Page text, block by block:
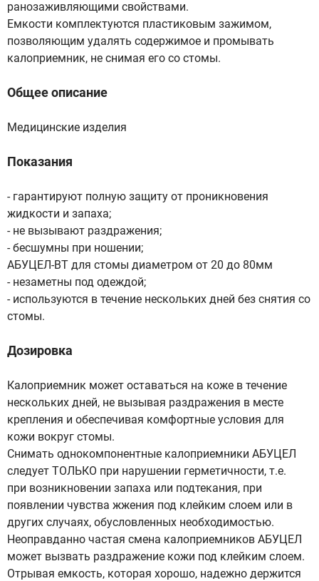
ранозаживляющими свойствами.
Емкости комплектуются пластиковым зажимом,
позволяющим удалять содержимое и промывать
калоприемник, не снимая его со стомы.
Общее описание
Медицинские изделия
Показания
- гарантируют полную защиту от проникновения
жидкости и запаха;
- не вызывают раздражения;
- бесшумны при ношении;
АБУЦЕЛ-ВТ для стомы диаметром от 20 до 80мм
- незаметны под одеждой;
- используются в течение нескольких дней без снятия со
стомы.
Дозировка
Калоприемник может оставаться на коже в течение
нескольких дней, не вызывая раздражения в месте
крепления и обеспечивая комфортные условия для
кожи вокруг стомы.
Снимать однокомпонентные калоприемники АБУЦЕЛ
следует ТОЛЬКО при нарушении герметичности, т.е.
при возникновении запаха или подтекания, при
появлении чувства жжения под клейким слоем или в
других случаях, обусловленных необходимостью.
Неоправданно частая смена калоприемников АБУЦЕЛ
может вызвать раздражение кожи под клейким слоем.
Отрывая емкость, которая хорошо, надежно держится